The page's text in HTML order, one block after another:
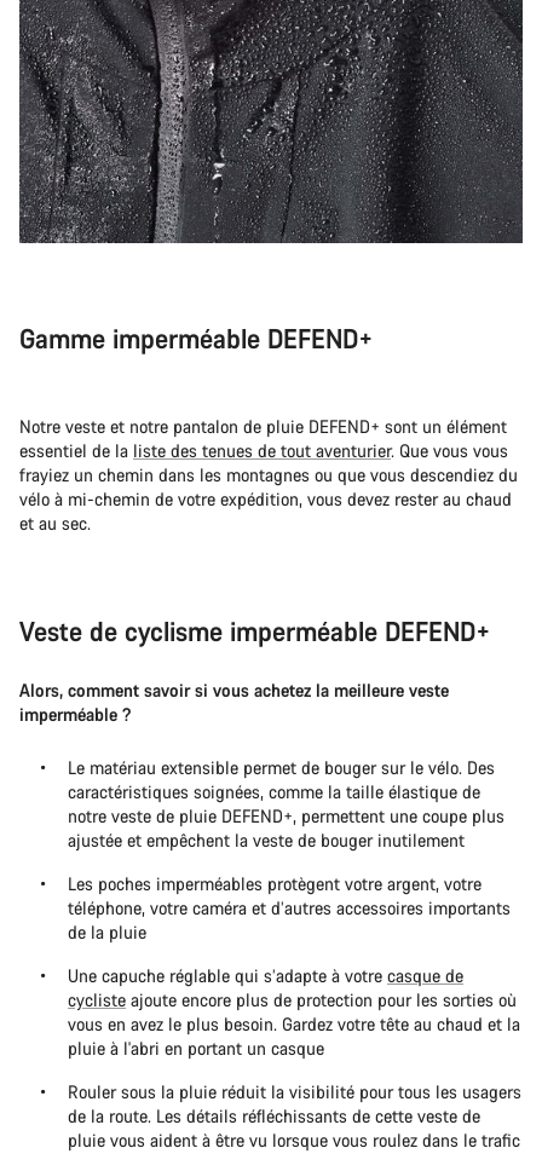
Gamme imperméable DEFEND+
Notre veste et notre pantalon de pluie DEFEND+ sont un élément
essentiel de la liste des tenues de tout aventurier. Que vous vous
frayiez un chemin dans les montagnes ou que vous descendiez du
vélo à mi-chemin de votre expédition, vous devez rester au chaud
et au sec.
Veste de cyclisme imperméable DEFEND+
Alors, comment savoir si vous achetez la meilleure veste
imperméable ?
Le matériau extensible permet de bouger sur le vélo. Des
caractéristiques soignées, comme la taille élastique de
notre veste de pluie DEFEND+, permettent une coupe plus
ajustée et empêchent la veste de bouger inutilement
Les poches imperméables protègent votre argent, votre
téléphone, votre caméra et d’autres accessoires importants
de la pluie
Une capuche réglable qui s’adapte à votre casque de
cycliste ajoute encore plus de protection pour les sorties où
vous en avez le plus besoin. Gardez votre tête au chaud et la
pluie à l'abri en portant un casque
Rouler sous la pluie réduit la visibilité pour tous les usagers
de la route. Les détails réfléchissants de cette veste de
pluie vous aident à être vu lorsque vous roulez dans le trafic